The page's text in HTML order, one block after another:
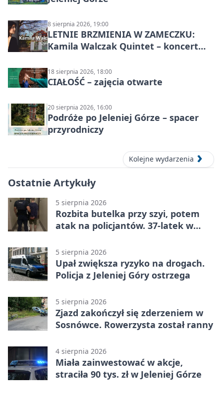
8 sierpnia 2026, 19:00
LETNIE BRZMIENIA W ZAMECZKU:
Kamila Walczak Quintet – koncert
18 sierpnia 2026, 18:00
CIAŁOŚĆ – zajęcia otwarte
20 sierpnia 2026, 16:00
Podróże po Jeleniej Górze – spacer
przyrodniczy
Kolejne wydarzenia
Ostatnie Artykuły
5 sierpnia 2026
Rozbita butelka przy szyi, potem
atak na policjantów. 37-latek w
5 sierpnia 2026
Upał zwiększa ryzyko na drogach.
Policja z Jeleniej Góry ostrzega
5 sierpnia 2026
Zjazd zakończył się zderzeniem w
Sosnówce. Rowerzysta został ranny
4 sierpnia 2026
Miała zainwestować w akcje,
straciła 90 tys. zł w Jeleniej Górze